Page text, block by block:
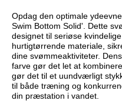
Opdag den optimale
Swim Bottom Solid'. Dette
designet til seriøse
hurtigtørrende materiale,
dine svømmeaktiviteter.
farve gør det let at
gør det til et uundværligt
til både træning og
din præstation i vandet.